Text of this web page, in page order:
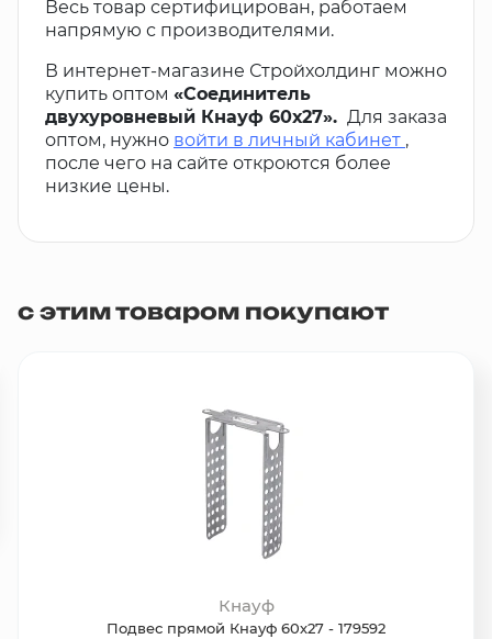
Весь товар сертифицирован, работаем
напрямую с производителями.
В интернет-магазине Стройхолдинг можно
купить оптом «Соединитель
двухуровневый Кнауф 60х27». Для заказа
оптом, нужно войти в личный кабинет ,
после чего на сайте откроются более
низкие цены.
с этим товаром покупают
Кнауф
Подвес прямой Кнауф 60х27 - 179592